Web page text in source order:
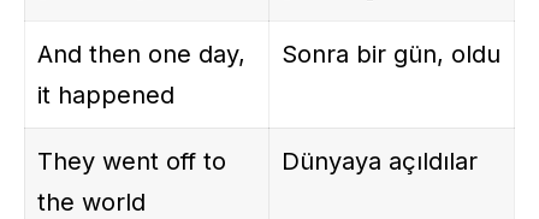
And then one day,
it happened
Sonra bir gün, oldu
They went off to
the world
Dünyaya açıldılar